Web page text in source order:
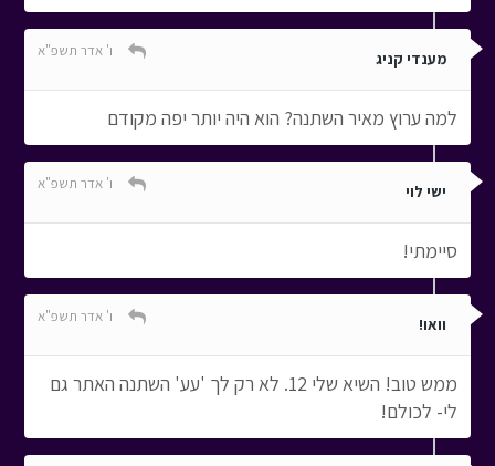
מענדי קניג ו' אדר תשפ"א
למה ערוץ מאיר השתנה? הוא היה יותר יפה מקודם
ישי לוי ו' אדר תשפ"א
סיימתי!
וואו! ו' אדר תשפ"א
ממש טוב! השיא שלי 12. לא רק לך 'עע' השתנה האתר גם
לי- לכולם!